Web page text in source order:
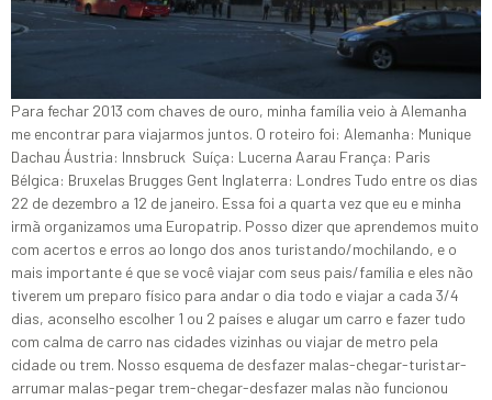
Para fechar 2013 com chaves de ouro, minha família veio à Alemanha
me encontrar para viajarmos juntos. O roteiro foi: Alemanha: Munique
Dachau Áustria: Innsbruck Suíça: Lucerna Aarau França: Paris
Bélgica: Bruxelas Brugges Gent Inglaterra: Londres Tudo entre os dias
22 de dezembro a 12 de janeiro. Essa foi a quarta vez que eu e minha
irmã organizamos uma Europatrip. Posso dizer que aprendemos muito
com acertos e erros ao longo dos anos turistando/mochilando, e o
mais importante é que se você viajar com seus pais/família e eles não
tiverem um preparo físico para andar o dia todo e viajar a cada 3/4
dias, aconselho escolher 1 ou 2 países e alugar um carro e fazer tudo
com calma de carro nas cidades vizinhas ou viajar de metro pela
cidade ou trem. Nosso esquema de desfazer malas-chegar-turistar-
arrumar malas-pegar trem-chegar-desfazer malas não funcionou